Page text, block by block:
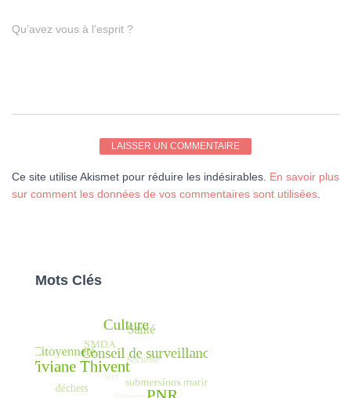
Qu’avez vous à l’esprit ?
Ce site utilise Akismet pour réduire les indésirables. En savoir plus
sur comment les données de vos commentaires sont utilisées
Mots Clés